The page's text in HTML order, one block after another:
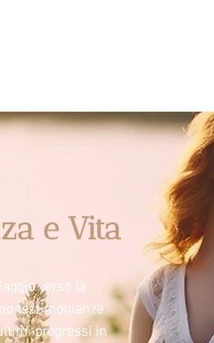
e Vita
verso la
testimonianze
progressi in